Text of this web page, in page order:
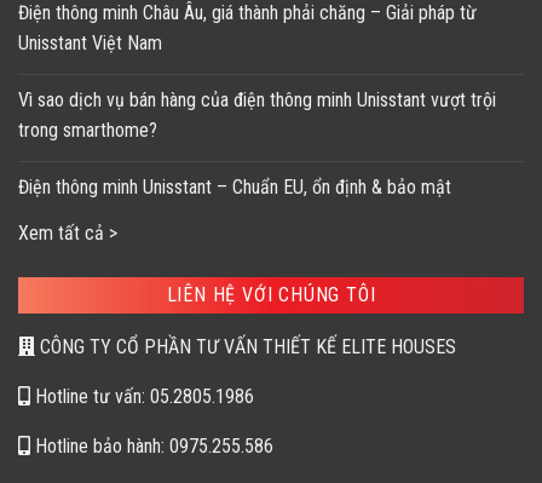
Điện thông minh Châu Âu, giá thành phải chăng – Giải pháp từ
Unisstant Việt Nam
Vì sao dịch vụ bán hàng của điện thông minh Unisstant vượt trội
trong smarthome?
Điện thông minh Unisstant – Chuẩn EU, ổn định & bảo mật
Xem tất cả >
LIÊN HỆ VỚI CHÚNG TÔI
CÔNG TY CỔ PHẦN TƯ VẤN THIẾT KẾ ELITE HOUSES
Hotline tư vấn: 05.2805.1986
Hotline bảo hành: 0975.255.586